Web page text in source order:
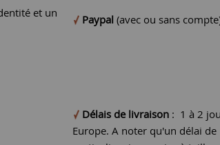
et un
Paypal (avec ou sans
Délais de livraison : 1 à 2
Europe. A noter qu'un délai